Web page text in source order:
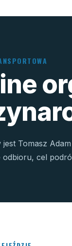
jest Tomasz
odbioru, cel